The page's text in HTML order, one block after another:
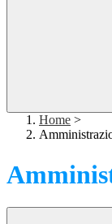
Home >